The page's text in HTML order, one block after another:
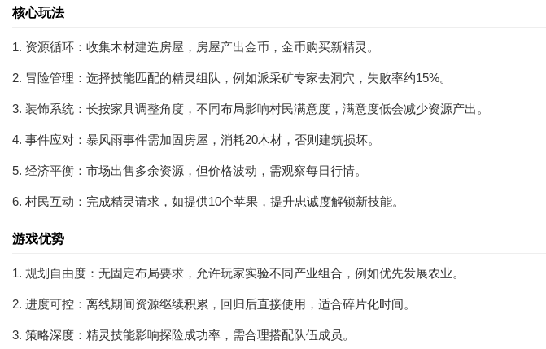
核心玩法
1. 资源循环：收集木材建造房屋，房屋产出金币，金币购买新精灵。
2. 冒险管理：选择技能匹配的精灵组队，例如派采矿专家去洞穴，失败率约15%。
3. 装饰系统：长按家具调整角度，不同布局影响村民满意度，满意度低会减少资源产出。
4. 事件应对：暴风雨事件需加固房屋，消耗20木材，否则建筑损坏。
5. 经济平衡：市场出售多余资源，但价格波动，需观察每日行情。
6. 村民互动：完成精灵请求，如提供10个苹果，提升忠诚度解锁新技能。
游戏优势
1. 规划自由度：无固定布局要求，允许玩家实验不同产业组合，例如优先发展农业。
2. 进度可控：离线期间资源继续积累，回归后直接使用，适合碎片化时间。
3. 策略深度：精灵技能影响探险成功率，需合理搭配队伍成员。